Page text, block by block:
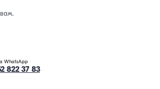
WhatsApp
822 37 83